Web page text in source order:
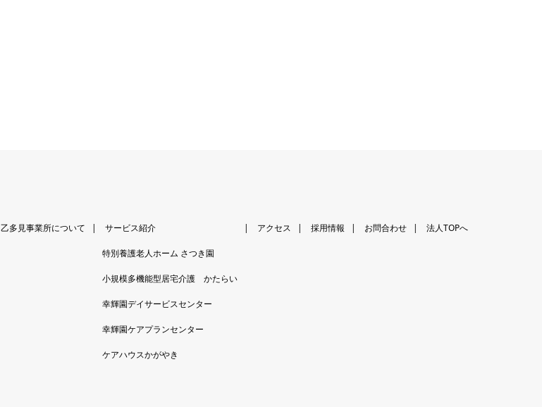
乙多見事業所について サービス紹介
特別養護老人ホーム さつき園
小規模多機能型居宅介護 かたらい
幸輝園デイサービスセンター
幸輝園ケアプランセンター
ケアハウスかがやき
アクセス 採用情報 お問合わせ 法人TOPへ